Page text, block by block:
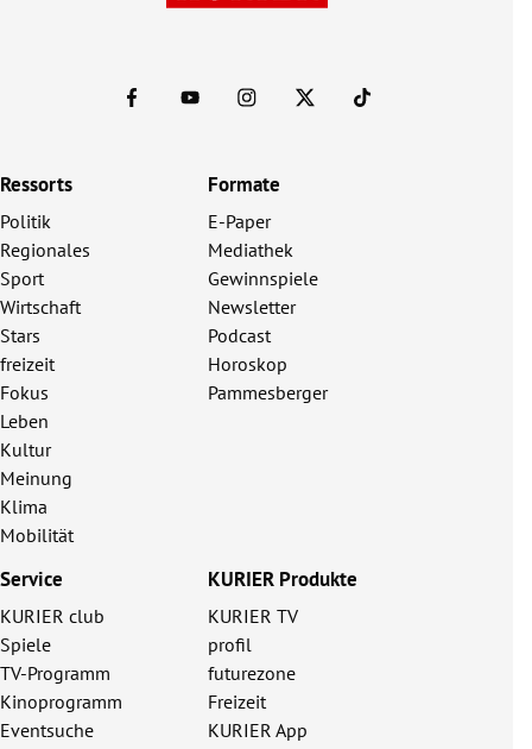
Ressorts
Politik
Regionales
Sport
Wirtschaft
Stars
freizeit
Fokus
Leben
Kultur
Meinung
Klima
Mobilität
Formate
E-Paper
Mediathek
Gewinnspiele
Newsletter
Podcast
Horoskop
Pammesberger
Service
KURIER club
Spiele
TV-Programm
Kinoprogramm
Eventsuche
KURIER Produkte
KURIER TV
profil
futurezone
Freizeit
KURIER App